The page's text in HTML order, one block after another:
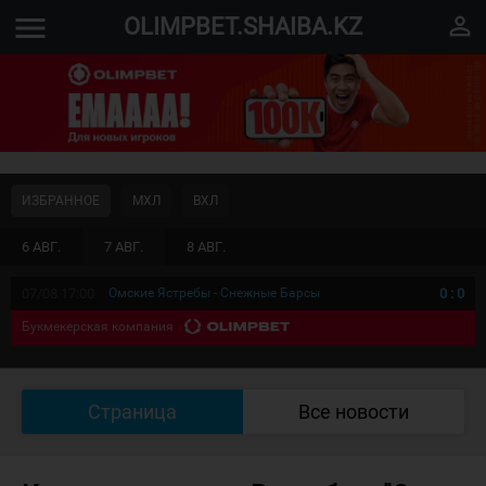
menu OLIMPBET.SHAIBA.KZ perm_identity
6 АВГ. 7 АВГ. 8 АВГ.
ИЗБРАННОЕ МХЛ ВХЛ
Омские Ястребы - Снежные Барсы 0 : 0
Букмекерская компания
Страница Все новости